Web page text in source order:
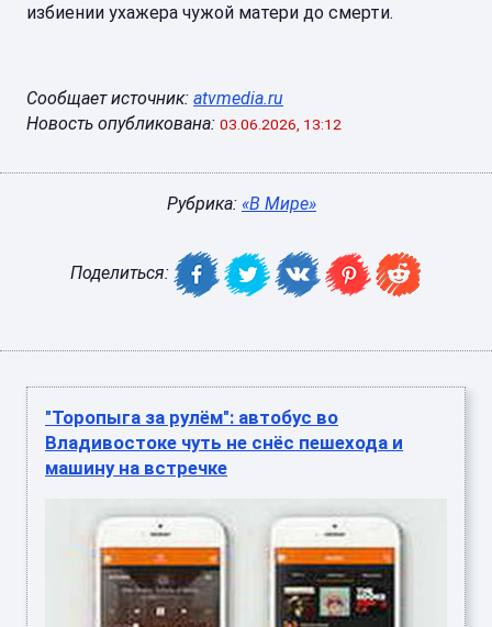
избиении ухажера чужой матери до смерти.
Сообщает источник: atvmedia.ru
Новость опубликована: 03.06.2026, 13:12
Рубрика: «В Мире»
Поделиться:
"Торопыга за рулём": автобус во
Владивостоке чуть не снёс пешехода и
машину на встречке